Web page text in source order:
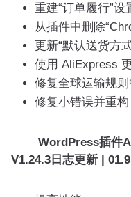
重建“订单履行”设
从插件中删除
更新“默认送货方
使用 AliExpress
修复全球运输规
修复小错误并重构
WordPress插件
V1.24.3日志更新 |